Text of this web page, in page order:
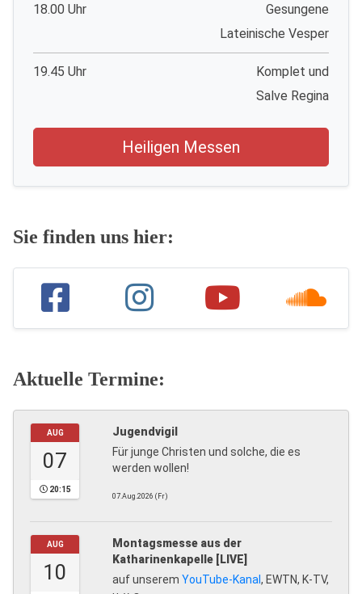
18.00 Uhr
Gesungene
Lateinische Vesper
19.45 Uhr
Komplet und
Salve Regina
Heiligen Messen
Sie finden uns hier:
Aktuelle Termine:
AUG
07
20:15
Jugendvigil
Für junge Christen und solche, die es
werden wollen!
07.Aug.2026 (Fr)
AUG
10
Montagsmesse aus der
Katharinenkapelle [LIVE]
auf unserem YouTube-Kanal, EWTN, K-TV,